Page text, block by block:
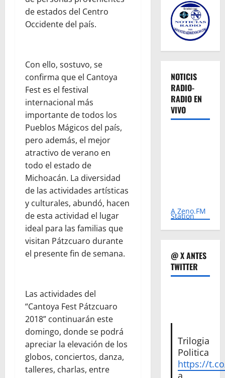
de estados del Centro
Occidente del país.
Con ello, sostuvo, se
confirma que el Cantoya
Fest es el festival
internacional más
importante de todos los
Pueblos Mágicos del país,
pero además, el mejor
atractivo de verano en
todo el estado de
Michoacán. La diversidad
de las actividades artísticas
y culturales, abundó, hacen
de esta actividad el lugar
ideal para las familias que
visitan Pátzcuaro durante
el presente fin de semana.
Las actividades del
“Cantoya Fest Pátzcuaro
2018” continuarán este
domingo, donde se podrá
apreciar la elevación de los
globos, conciertos, danza,
talleres, charlas, entre
NOTICIS
RADIO-
RADIO EN
VIVO
A Zeno.FM
Station
@ X ANTES
TWITTER
Trilogia
Politica
https://